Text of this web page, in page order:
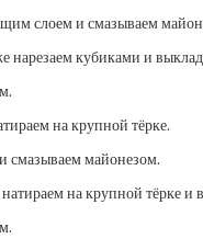
слоем и смазываем
нарезаем кубиками и
на крупной тёрке.
смазываем майонезом.
на крупной тёрке